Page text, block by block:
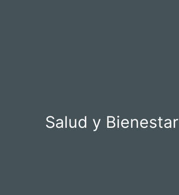
Salud y Bienestar